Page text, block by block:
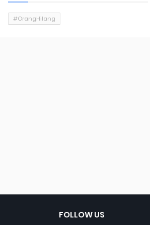
#OrangHilang
FOLLOW US